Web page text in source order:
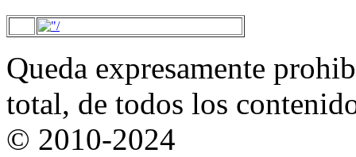
Queda expresamente
total, de todos los
© 2010-2024